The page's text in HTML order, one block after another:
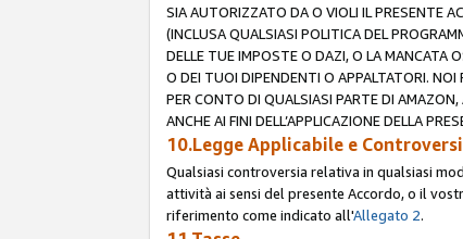
SIA AUTORIZZATO DA O VIOLI IL PRESENTE
(INCLUSA QUALSIASI POLITICA DEL
DELLE TUE IMPOSTE O DAZI, O LA MANCATA
O DEI TUOI DIPENDENTI O APPALTATORI.
PER CONTO DI QUALSIASI PARTE DI
ANCHE AI FINI DELL’APPLICAZIONE DELLA
10.Legge Applicabile e
Qualsiasi controversia relativa in qualsiasi
attività ai sensi del presente Accordo, o il
riferimento come indicato all'Allegato 2.